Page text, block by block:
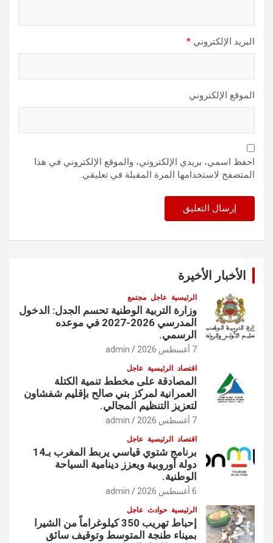
البريد الإلكتروني *
الموقع الإلكتروني
احفظ اسمي، بريدي الإلكتروني، والموقع الإلكتروني في هذا
المتصفح لاستخدامها المرة المقبلة في تعليقي.
الأخبار الأخيرة
الرئيسية عاجل مجتمع
وزارة التربية الوطنية تحسم الجدل: الدخول
المدرسي 2026-2027 في موعده
الرسمي.
7 أغسطس 2026 admin
اقتصاد الرئيسية عاجل
المصادقة على مخطط تنمية الكتلة
العمرانية لمركز بني صالح بإقليم شفشاون
لتعزيز التنظيم المجالي.
7 أغسطس 2026 admin
اقتصاد الرئيسية عاجل
برنامج شتوي قياسي يربط المغرب بـ14
دولة أوروبية ويعزز دينامية السياحة
الوطنية.
6 أغسطس 2026 admin
الرئيسية حوادث عاجل
إحباط تهريب 350 كيلوغراماً من الشيرا
بميناء طنجة المتوسط وتوقيف سائق